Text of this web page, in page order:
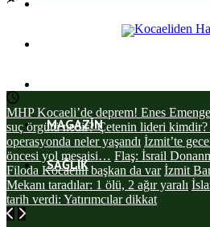
MAGAZIN
SAĞLIK
MHP Kocaeli’de deprem! Enes
suç örgütü nedir? Çetenin lideri kimdir?
operasyonda neler yaşandı İzmit’te
öncesi yol mesaisi… Flaş: İsrail
Filoda Kocaelili başkan da var İzmit
Mekanı taradılar: 1 ölü, 2 ağır yaralı
tarih verdi: Yatırımcılar dikkat